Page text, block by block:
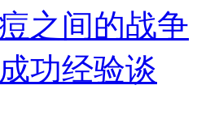
之间的战争
功经验谈